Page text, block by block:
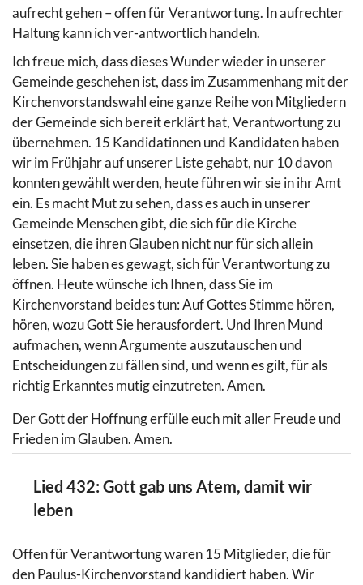
aufrecht gehen – offen für Verantwortung. In aufrechter
Haltung kann ich ver-antwortlich handeln.
Ich freue mich, dass dieses Wunder wieder in unserer
Gemeinde geschehen ist, dass im Zusammenhang mit der
Kirchenvorstandswahl eine ganze Reihe von Mitgliedern
der Gemeinde sich bereit erklärt hat, Verantwortung zu
übernehmen. 15 Kandidatinnen und Kandidaten haben
wir im Frühjahr auf unserer Liste gehabt, nur 10 davon
konnten gewählt werden, heute führen wir sie in ihr Amt
ein. Es macht Mut zu sehen, dass es auch in unserer
Gemeinde Menschen gibt, die sich für die Kirche
einsetzen, die ihren Glauben nicht nur für sich allein
leben. Sie haben es gewagt, sich für Verantwortung zu
öffnen. Heute wünsche ich Ihnen, dass Sie im
Kirchenvorstand beides tun: Auf Gottes Stimme hören,
hören, wozu Gott Sie herausfordert. Und Ihren Mund
aufmachen, wenn Argumente auszutauschen und
Entscheidungen zu fällen sind, und wenn es gilt, für als
richtig Erkanntes mutig einzutreten. Amen.
Der Gott der Hoffnung erfülle euch mit aller Freude und
Frieden im Glauben. Amen.
Lied 432: Gott gab uns Atem, damit wir
leben
Offen für Verantwortung waren 15 Mitglieder, die für
den Paulus-Kirchenvorstand kandidiert haben. Wir